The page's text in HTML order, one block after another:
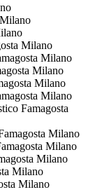
Milano
Milano
Milano
Milano
Milano
Famagosta
Milano
Milano
Milano
Milano
Milano